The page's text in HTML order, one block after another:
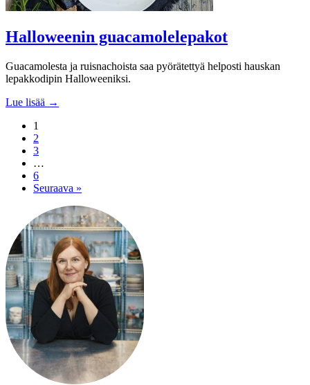
Halloweenin guacamolelepakot
Guacamolesta ja ruisnachoista saa pyörätettyä helposti hauskan
lepakkodipin Halloweeniksi.
Lue lisää →
1
2
3
…
6
Seuraava »